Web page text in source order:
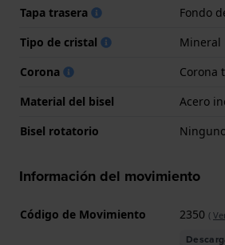
Tapa trasera
Fondo
Tipo de cristal
Mineral
Corona
Corona
Material del bisel
Acero
Bisel rotatorio
Información del movimiento
Código de Movimiento 2350 (